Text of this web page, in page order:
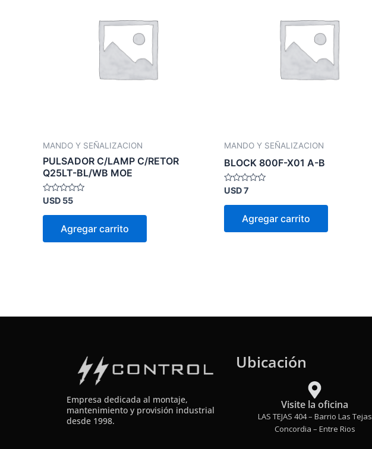
MANDO Y SEÑALIZACION
PULSADOR C/LAMP C/RETOR
Q25LT-BL/WB MOE
Valorado
0
USD 55
Agregar carrito
MANDO Y SEÑALIZACION
BLOCK 800F-X01 A-B
Valorado
0
USD7
Agregar carrito
Empresa dedicada al montaje,
mantenimiento y provisión industrial
desde 1998.
Ubicación
Visite la oficina
LAS TEJAS 404 – Barrio Las Tejas
Concordia – Entre Rios